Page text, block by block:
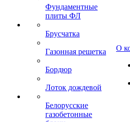
Фундаментные
плиты ФЛ
Брусчатка
Газонная решетка
Бордюр
Лоток дождевой
Белорусские
газобетонные
О